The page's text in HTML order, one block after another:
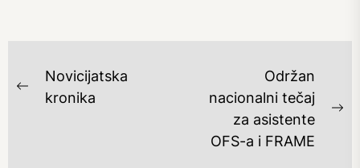
NAVIGACIJA
OBJAVA
Previous
Novicijatska
kronika
Održan
nacionalni tečaj
za asistente
OFS-a i FRAME